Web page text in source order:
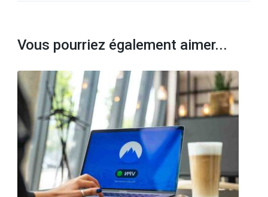
Vous pourriez également aimer...